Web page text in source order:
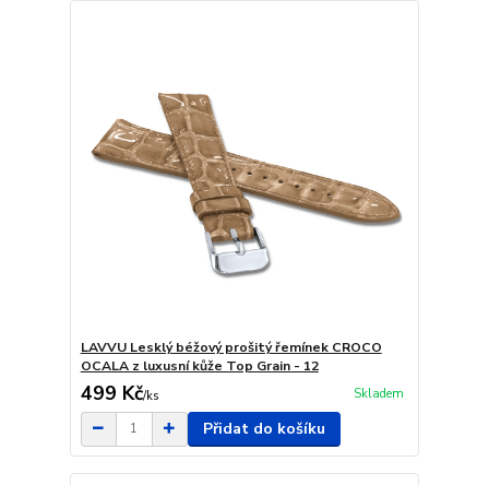
LAVVU Lesklý béžový prošitý řemínek CROCO
OCALA z luxusní kůže Top Grain - 12
499 Kč/ks Skladem
Přidat do košíku